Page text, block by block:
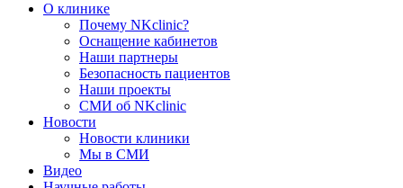
О клинике
Почему NKclinic?
Оснащение кабинетов
Наши партнеры
Безопасность пациентов
Наши проекты
СМИ об NKclinic
Новости
Новости клиники
Мы в СМИ
Видео